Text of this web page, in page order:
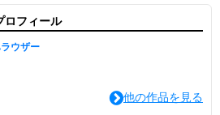
ロフィール
ウザー
他の作品を見る